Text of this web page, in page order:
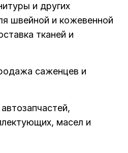
и других
швейной и кожевенной
тканей и
саженцев и
масел и